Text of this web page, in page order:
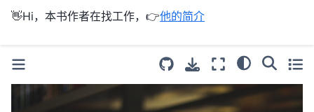
👋Hi，本书作者在找工作，👉他的简介